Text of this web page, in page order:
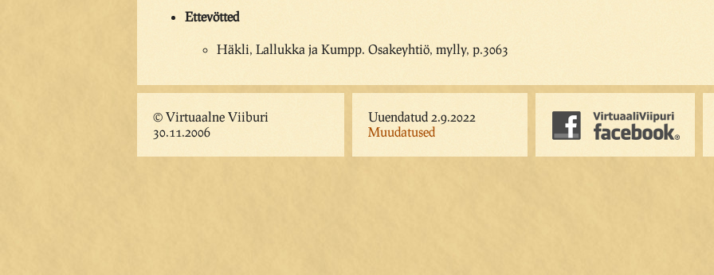
Ettevötted
Häkli, Lallukka ja Kumpp. Osakeyhtiö, mylly, p.3063
© Virtuaalne Viiburi
30.11.2006
Uuendatud 2.9.2022
Muudatused